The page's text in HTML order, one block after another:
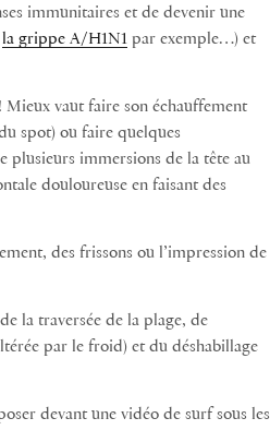
immunitaires et de devenir une
la grippe A/H1N1 par exemple…) et
vaut faire son échauffement
spot) ou faire quelques
plusieurs immersions de la tête au
douloureuse en faisant des
des frissons ou l’impression de
la traversée de la plage, de
par le froid) et du déshabillage
devant une vidéo de surf sous les